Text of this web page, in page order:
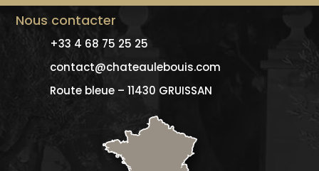
Nous contacter
+33 4 68 75 25 25
contact@chateaulebouis.com
Route bleue – 11430 GRUISSAN